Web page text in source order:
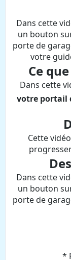
Dans cette
un bouton
porte de
votre
Ce
Dans cette
votre portail
Cette
Dans cette
un bouton
porte de
*